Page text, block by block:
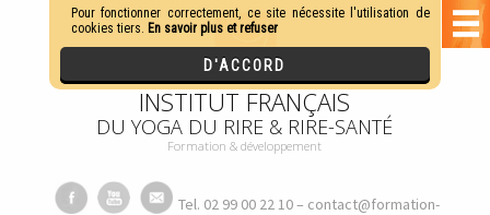
INSTITUT FRANÇAIS
DU YOGA DU RIRE & RIRE-SANTÉ
Formation & développement
Tel. 02 99 00 22 10 – contact@formation-